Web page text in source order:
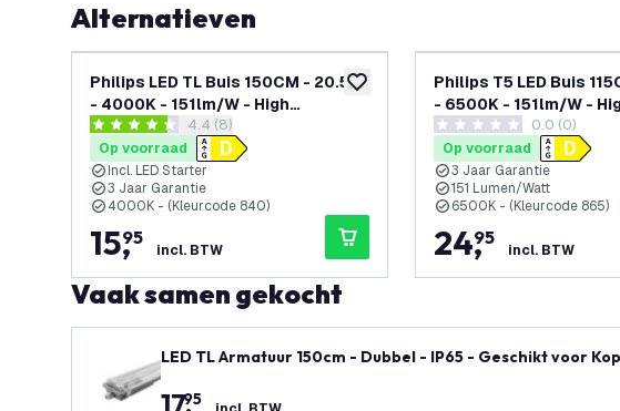
Alternatieven
toevoegen aan verlanglijst
Philips LED TL Buis 150CM - 20.5W
- 4000K - 151lm/W - High
Efficiencyreviews drawer openen
4.4 score sterren4.4 (8)
Op voorraad
Incl. LED Starter
3 Jaar Garantie
4000K - (Kleurcode 840)
15,
95
incl. BTW
Philips T5 LED Buis
- 6500K - 151lm/W -
Efficiency
0 score sterren0.0 (0)
Op voorraad
3 Jaar Garantie
151 Lumen/Watt
6500K - (Kleurcode 865)
24,
95
incl. BTW
Vaak samen gekocht
LED TL Armatuur 150cm - Dubbel - IP65 - Geschikt voor
17,
95